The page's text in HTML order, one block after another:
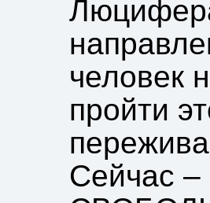
человек
пройти
Сейчас –